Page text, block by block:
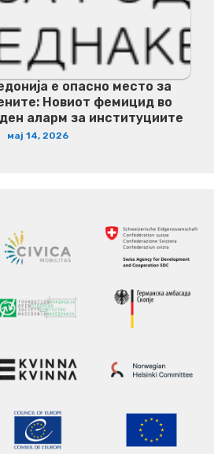
е опасно место за
Новиот фемицид во
аларм за институциите
мај 14, 2026